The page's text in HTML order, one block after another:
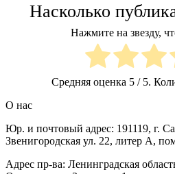
Насколько
Нажмите на звезду,
Средняя оценка 5 / 5.
О нас
Юр. и почтовый адрес: 191119, г.
Звенигородская ул. 22, литер А,
Адрес пр-ва: Ленинградская